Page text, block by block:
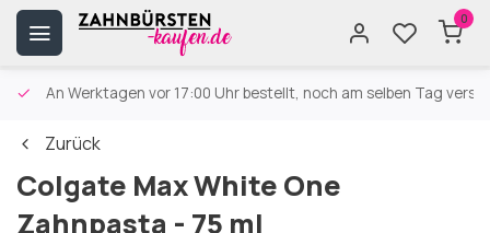
0
An Werktagen vor 17:00 Uhr bestellt, noch am selben Tag
Zurück
Colgate Max White One
Zahnpasta - 75 ml